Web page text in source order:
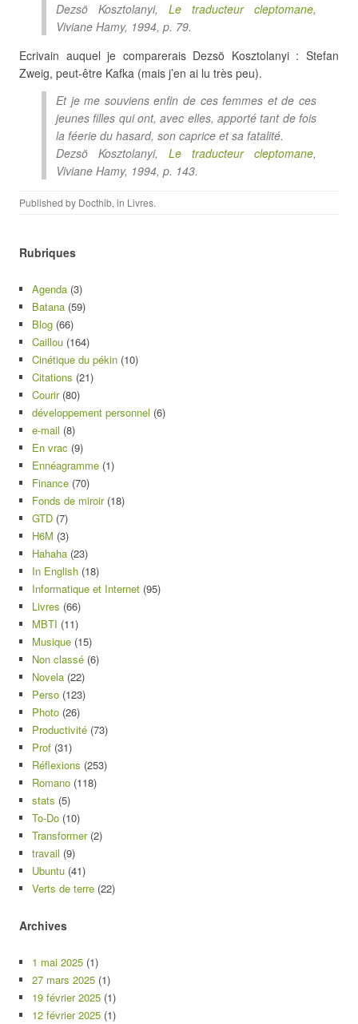
Dezsö Kosztolanyi, Le traducteur cleptomane,
Viviane Hamy, 1994, p. 79.
Ecrivain auquel je comparerais Dezsö Kosztolanyi : Stefan
Zweig, peut-être Kafka (mais j’en ai lu très peu).
Et je me souviens enfin de ces femmes et de ces
jeunes filles qui ont, avec elles, apporté tant de fois
la féerie du hasard, son caprice et sa fatalité.
Dezsö Kosztolanyi, Le traducteur cleptomane,
Viviane Hamy, 1994, p. 143.
Published by Docthib, in Livres.
Rubriques
Agenda (3)
Batana (59)
Blog (66)
Caillou (164)
Cinétique du pékin (10)
Citations (21)
Courir(80)
développement personnel (6)
e-mail (8)
En vrac (9)
Ennéagramme (1)
Finance (70)
Fonds de miroir(18)
GTD (7)
H6M (3)
Hahaha (23)
In English (18)
Informatique et Internet (95)
Livres (66)
MBTI (11)
Musique (15)
Non classé (6)
Novela (22)
Perso (123)
Photo (26)
Productivité (73)
Prof (31)
Réflexions (253)
Romano (118)
stats (5)
To-Do (10)
Transformer(2)
travail (9)
Ubuntu (41)
Verts de terre (22)
Archives
1 mai 2025 (1)
27 mars 2025 (1)
19 février 2025 (1)
12 février 2025 (1)